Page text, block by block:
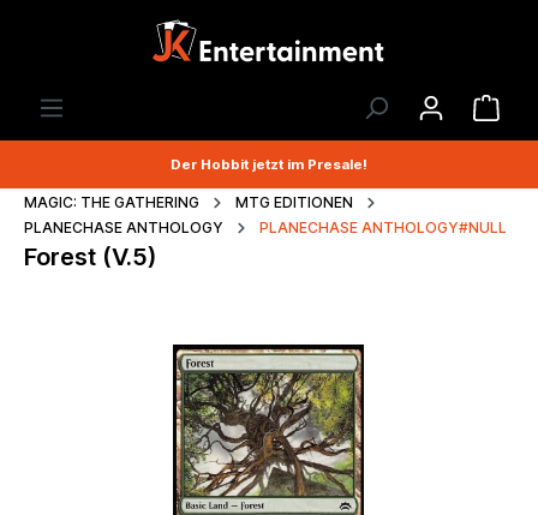
Der Hobbit jetzt im Presale!
MAGIC: THE GATHERING
MTG EDITIONEN
PLANECHASE ANTHOLOGY
PLANECHASE ANTHOLOGY#NULL
Forest (V.5)